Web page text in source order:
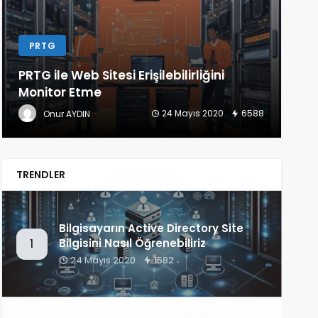
PRTG
PRTG ile Web Sitesi Erişilebilirliğini
Monitor Etme
Onur AYDIN 24 Mayıs 2020 6588
TRENDLER
1
Bilgisayarın Active Directory Site
Bilgisini Nasıl Öğrenebiliriz
24 Mayıs 2020 1582